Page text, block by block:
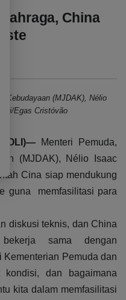
China
Kebudayaan (MJDAK), Nélio
Egas Cristóvão
Menteri Pemuda,
(MJDAK), Nélio Isaac
Cina siap mendukung
guna memfasilitasi para
diskusi teknis, dan China
sama dengan
Kementerian Pemuda dan
dan bagaimana
kita dalam memfasilitasi